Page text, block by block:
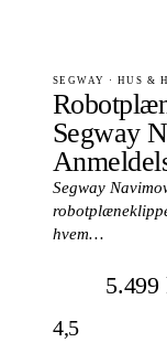
SEGWAY · HUS &
Segway
Segway
hvem…
4,5
5.499